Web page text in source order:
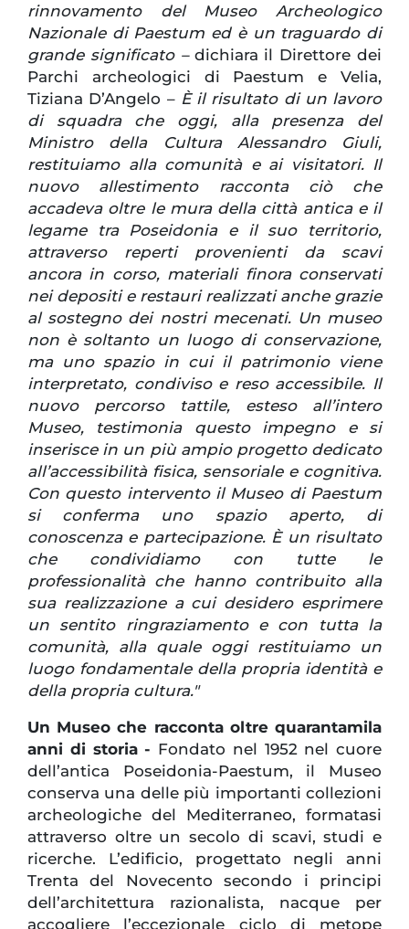
rinnovamento del Museo Archeologico
Nazionale di Paestum ed è un traguardo di
grande significato –dichiara il Direttore dei
Parchi archeologici di Paestum e Velia,
Tiziana D’Angelo –È il risultato di un lavoro
di squadra che oggi, alla presenza del
Ministro della Cultura Alessandro Giuli,
restituiamo alla comunità e ai visitatori. Il
nuovo allestimento racconta ciò che
accadeva oltre le mura della città antica e il
legame tra Poseidonia e il suo territorio,
attraverso reperti provenienti da scavi
ancora in corso, materiali finora conservati
nei depositi e restauri realizzati anche grazie
al sostegno dei nostri mecenati. Un museo
non è soltanto un luogo di conservazione,
ma uno spazio in cui il patrimonio viene
interpretato, condiviso e reso accessibile. Il
nuovo percorso tattile, esteso all’intero
Museo, testimonia questo impegno e si
inserisce in un più ampio progetto dedicato
all’accessibilità fisica, sensoriale e cognitiva.
Con questo intervento il Museo di Paestum
si conferma uno spazio aperto, di
conoscenza e partecipazione. È un risultato
che condividiamo con tutte le
professionalità che hanno contribuito alla
sua realizzazione a cui desidero esprimere
un sentito ringraziamento e con tutta la
comunità, alla quale oggi restituiamo un
luogo fondamentale della propria identità e
della propria cultura."
Un Museo che racconta oltre quarantamila
anni di storia - Fondato nel 1952 nel cuore
dell’antica Poseidonia-Paestum, il Museo
conserva una delle più importanti collezioni
archeologiche del Mediterraneo, formatasi
attraverso oltre un secolo di scavi, studi e
ricerche. L’edificio, progettato negli anni
Trenta del Novecento secondo i principi
dell’architettura razionalista, nacque per
accogliere l’eccezionale ciclo di metope